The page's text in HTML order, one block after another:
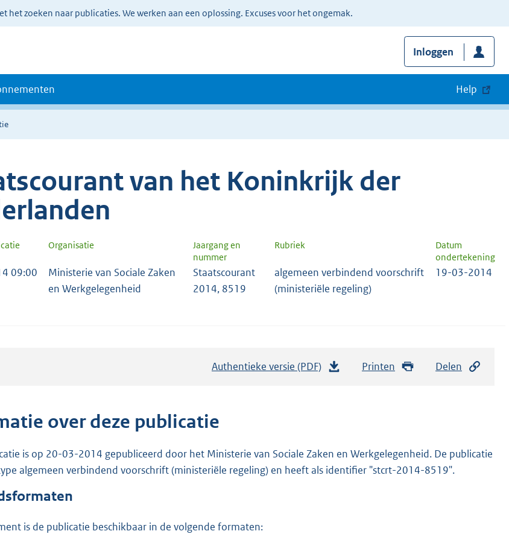
het zoeken naar publicaties. We werken aan een oplossing. Excuses voor het ongemak.
Inloggen
Help
van het Koninkrijk der
Organisatie
Jaargang en
nummer
Rubriek
Datum
ondertekening
09:00
Ministerie van Sociale Zaken
en Werkgelegenheid
Staatscourant
2014, 8519
algemeen verbindend voorschrift
(ministeriële regeling)
19-03-2014
Authentieke versie (PDF)
d
Printen Delen
over deze publicatie
is op 20-03-2014 gepubliceerd door het Ministerie van Sociale Zaken en Werkgelegenheid. De publicatie
algemeen verbindend voorschrift (ministeriële regeling) en heeft als identifier "stcrt-2014-8519".
is de publicatie beschikbaar in de volgende formaten: